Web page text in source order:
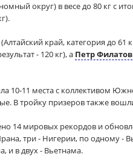
округ) в весе до 80 кг с
(Алтайский край, категория до 61
- 120 кг), а Петр Филатов
10-11 места с коллективом
В тройку призеров также
14 мировых рекордов и
три - Нигерии, по одному -
и в двух - Вьетнама.